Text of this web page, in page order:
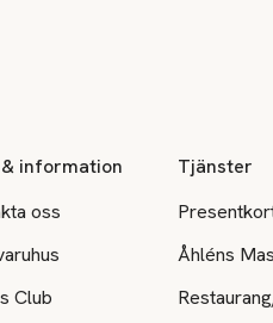
information
oss
Club
Tjänster
Åhléns